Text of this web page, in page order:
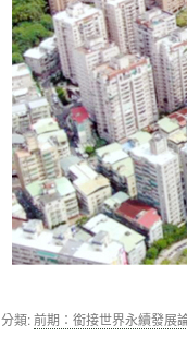
分類:前期：銜接世界永續發展